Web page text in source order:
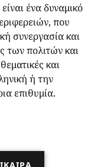
ένα δυναμικό
που
συνεργασία και
των πολιτών και
και
ή την
επιθυμία.